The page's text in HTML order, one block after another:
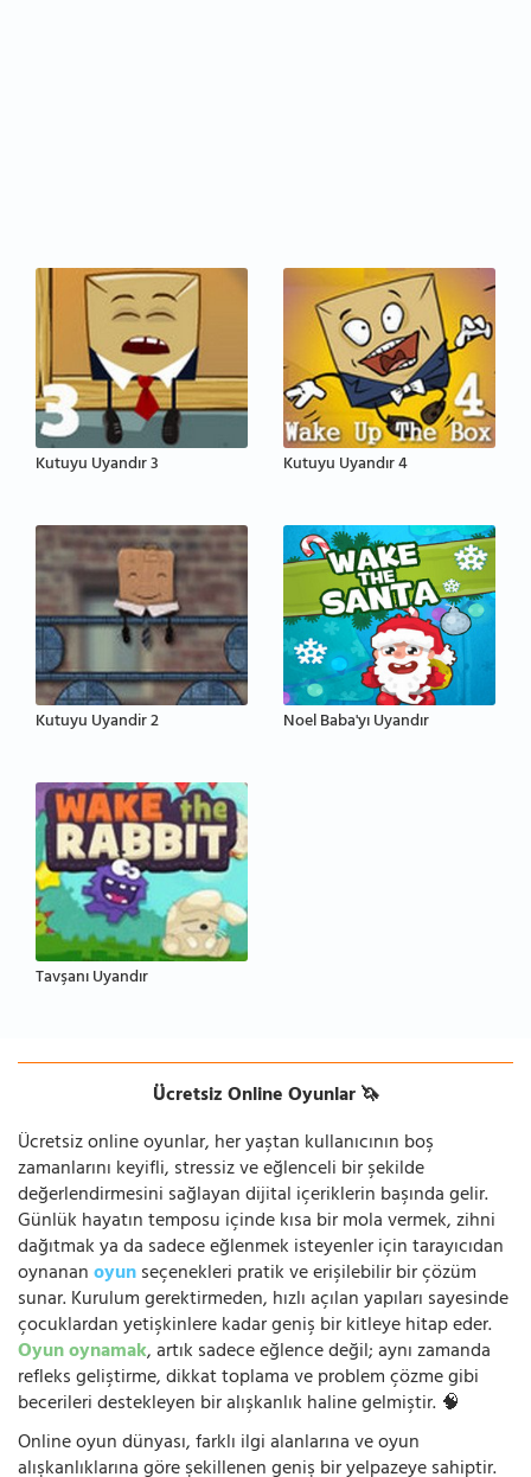
Kutuyu Uyandır 3 Kutuyu Uyandır 4
Kutuyu Uyandir 2 Noel Baba'yı Uyandır
Tavşanı Uyandır
Ücretsiz Online Oyunlar 🦄
Ücretsiz online oyunlar, her yaştan kullanıcının boş
zamanlarını keyifli, stressiz ve eğlenceli bir şekilde
değerlendirmesini sağlayan dijital içeriklerin başında gelir.
Günlük hayatın temposu içinde kısa bir mola vermek, zihni
dağıtmak ya da sadece eğlenmek isteyenler için tarayıcıdan
oynananoyunseçenekleri pratik ve erişilebilir bir çözüm
sunar. Kurulum gerektirmeden, hızlı açılan yapıları sayesinde
çocuklardan yetişkinlere kadar geniş bir kitleye hitap eder.
Oyun oynamak, artık sadece eğlence değil; aynı zamanda
refleks geliştirme, dikkat toplama ve problem çözme gibi
becerileri destekleyen bir alışkanlık haline gelmiştir. 🧠
Online oyun dünyası, farklı ilgi alanlarına ve oyun